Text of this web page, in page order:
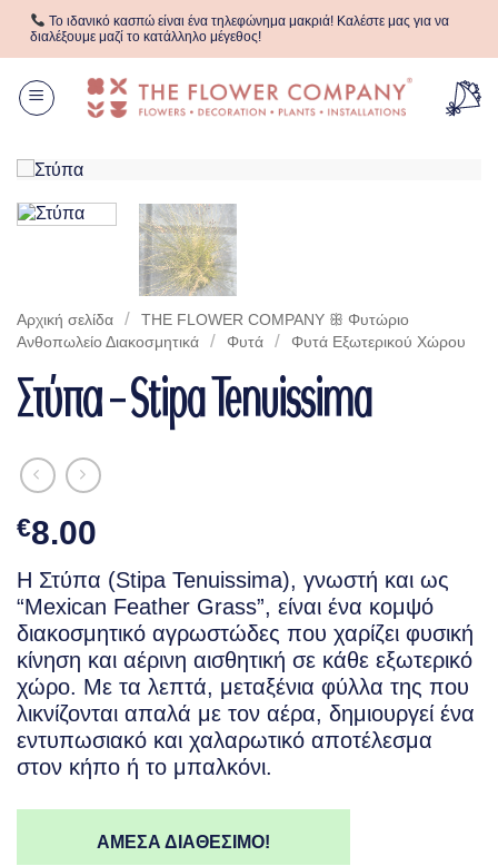
Μετάβαση
Το ιδανικό κασπώ είναι ένα τηλεφώνημα μακριά! Καλέστε μας για να
διαλέξουμε μαζί το κατάλληλο μέγεθος!
Αρχική σελίδα /
THE FLOWER COMPANY ꕥ Φυτώριο
Aνθοπωλείο Διακοσμητικά
/ Φυτά / Φυτά Eξωτερικού Xώρου
Στύπα – Stipa Tenuissima
€8.00
Η Στύπα (Stipa Tenuissima), γνωστή και ως
“Mexican Feather Grass”, είναι ένα κομψό
διακοσμητικό αγρωστώδες που χαρίζει φυσική
κίνηση και αέρινη αισθητική σε κάθε εξωτερικό
χώρο. Με τα λεπτά, μεταξένια φύλλα της που
λικνίζονται απαλά με τον αέρα, δημιουργεί ένα
εντυπωσιακό και χαλαρωτικό αποτέλεσμα
στον κήπο ή το μπαλκόνι.
ΑΜΕΣΑ ΔΙΑΘΕΣΙΜΟ!